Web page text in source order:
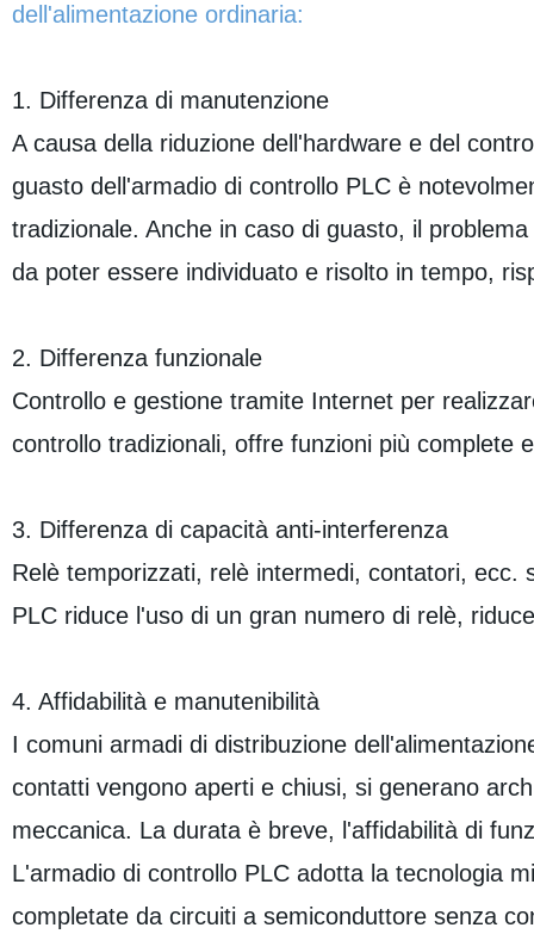
dell'alimentazione ordinaria:
1. Differenza di manutenzione
A causa della riduzione dell'hardware e del
guasto dell'armadio di controllo PLC è
tradizionale. Anche in caso di guasto, il
da poter essere individuato e risolto in tempo,
2. Differenza funzionale
Controllo e gestione tramite Internet per
controllo tradizionali, offre funzioni più complete
3. Differenza di capacità anti-interferenza
Relè temporizzati, relè intermedi, contatori, ecc.
PLC riduce l'uso di un gran numero di relè,
4. Affidabilità e manutenibilità
I comuni armadi di distribuzione
contatti vengono aperti e chiusi, si generano
meccanica. La durata è breve, l'affidabilità di
L'armadio di controllo PLC adotta la tecnologia
completate da circuiti a semiconduttore senza